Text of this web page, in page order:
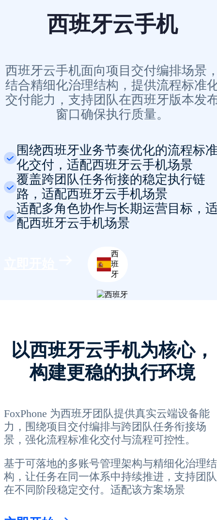
西班牙云手机
西班牙云手机面向项目交付编排场景
结合精细化治理结构，提供流程标准
交付能力，支持团队在西班牙版本发
窗口确保执行质量。
围绕西班牙业务节奏优化的流程标
化交付，适配西班牙云手机场景
覆盖跨团队任务衔接的稳定执行链
路，适配西班牙云手机场景
适配多角色协作与长期运营目标，
配西班牙云手机场景
西
班
牙
以西班牙云手机为核心，
构建更稳的执行环境
FoxPhone 为西班牙团队提供真实云端设备能
力，围绕项目交付编排与跨团队任务衔接场
景，强化流程标准化交付与流程可控性。
基于可落地的多账号管理架构与精细化治理结
构，让任务在同一体系中持续推进，支持团队
在不同阶段稳定交付。适配该方案场景